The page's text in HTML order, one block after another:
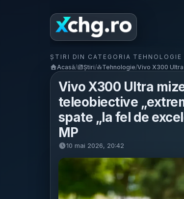
ȘTIRI DIN CATEGORIA TEHNOLOGIE
Acasă/ Știri/ Tehnologie/Vivo X300
Vivo X300 Ultra
teleobiective
spate „la fel de
MP
10 mai 2026, 20:42